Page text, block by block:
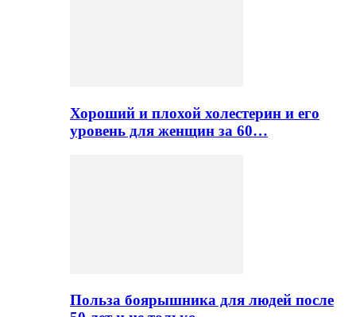
Хороший и плохой холестерин и его
уровень для женщин за 60…
Польза боярышника для людей после